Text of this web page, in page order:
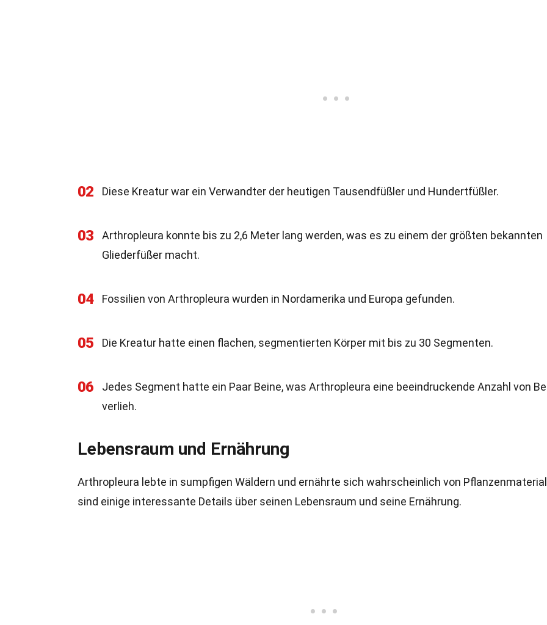
02 Diese Kreatur war ein Verwandter der heutigen Tausendfüßler und Hundertfüßler.
03
Arthropleura konnte bis zu 2,6 Meter lang werden, was es zu einem der größten bekannten
Gliederfüßer macht.
04 Fossilien von Arthropleura wurden in Nordamerika und Europa gefunden.
05 Die Kreatur hatte einen flachen, segmentierten Körper mit bis zu 30 Segmenten.
06
Jedes Segment hatte ein Paar Beine, was Arthropleura eine beeindruckende Anzahl von
verlieh.
Lebensraum und Ernährung
Arthropleura lebte in sumpfigen Wäldern und ernährte sich wahrscheinlich von
sind einige interessante Details über seinen Lebensraum und seine Ernährung.